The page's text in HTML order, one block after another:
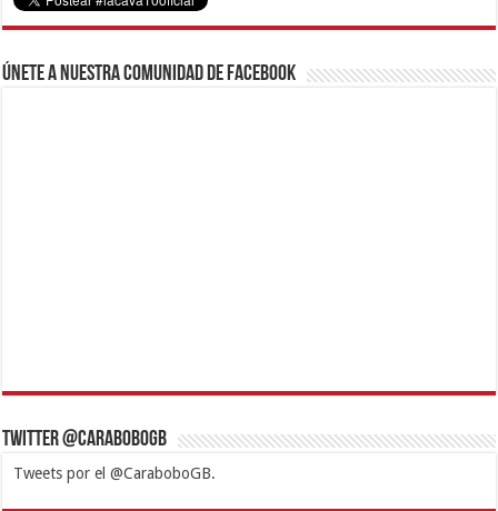
Únete a nuestra comunidad de Facebook
Twitter @CaraboboGB
Tweets por el @CaraboboGB.
1xbetBetturkeyBetistKralbetSupertotobetTipobetMatadorbetMariobet
https://mvbcasino.com/